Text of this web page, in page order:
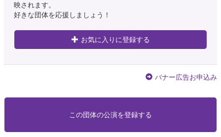
映されます。
好きな団体を応援しましょう！
お気に入りに登録する
バナー広告お申込み
この団体の公演を登録する